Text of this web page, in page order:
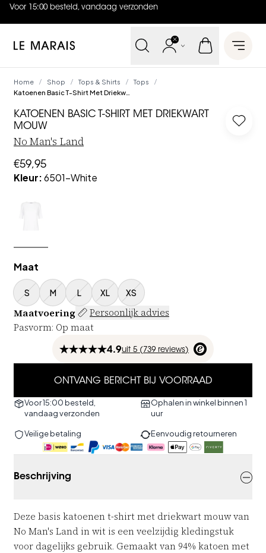
Voor 15:00 besteld, vandaag verzonden
4.9 uit5 (739 reviews)
Le Marais Open
Home / Shop / Tops & Shirts / Tops /
KATOENEN BASIC T-SHIRT MET DRIEKWART
MOUW
Log
No Man's Land
€59,95
Kleur:6501-White
Maat
S M L XL XS
Maatvoering
Persoonlijk advies
Pasvorm: Op maat
4.9uit 5 ( 739 reviews)
ONTVANG BERICHT BIJ VOORRAAD
Voor 15:00 besteld,
vandaag verzonden
Ophalen in winkel binnen 1
uur
Veilige betaling Eenvoudig retourneren
Beschrijving
Deze basis katoenen t-shirt met driekwart mouw van
No Man's Land in wit is een veelzijdig kledingstuk
voor dagelijks gebruik. Gemaakt van 94% katoen met